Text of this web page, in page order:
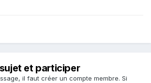
et participer
il faut créer un compte membre. Si